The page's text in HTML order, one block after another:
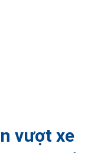
vượt xe